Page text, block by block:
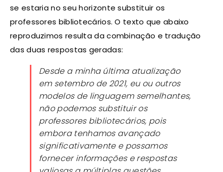
se estaria no seu horizonte substituir os
professores bibliotecários. O texto que abaixo
reproduzimos resulta da combinação e tradução
das duas respostas geradas:
Desde a minha última atualização
em setembro de 2021, eu ou outros
modelos de linguagem semelhantes,
não podemos substituir os
professores bibliotecários, pois
embora tenhamos avançado
significativamente e possamos
fornecer informações e respostas